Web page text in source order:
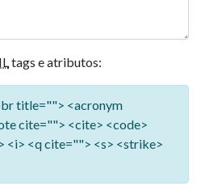
tags e atributos:
title=""> <acronym
cite=""> <cite> <code>
<i> <q cite=""> <s> <strike>